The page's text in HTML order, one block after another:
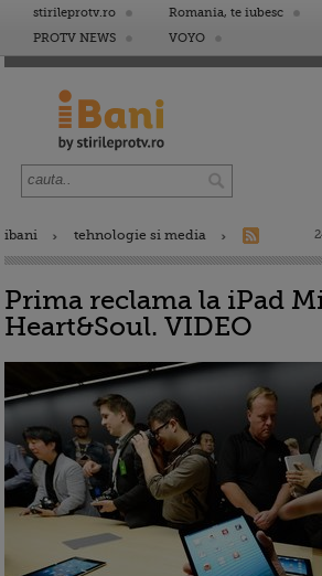
stirileprotv.ro Romania, te iubesc
PROTV NEWS
VOYO
ibani tehnologie si media
Prima reclama la iPad
Heart&Soul. VIDEO